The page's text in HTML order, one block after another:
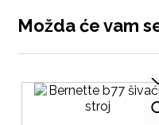
Možda će vam